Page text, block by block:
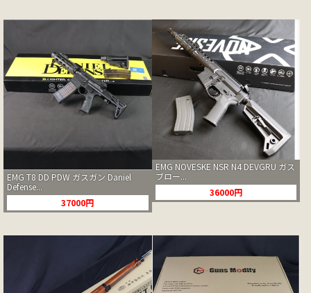
EMG T8 DD PDW ガスガン Daniel
Defense...
37000円
EMG NOVESKE NSR N4 DEVGRU ガス
ブロー...
36000円